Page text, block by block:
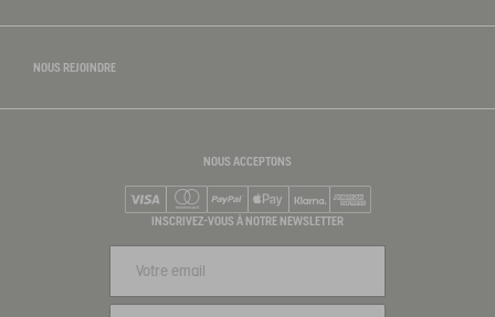
NOUS REJOINDRE
NOUS ACCEPTONS
Visa Mastercard
PayPalApple PayKlarna
INSCRIVEZ-VOUS À NOTRE NEWSLETTER